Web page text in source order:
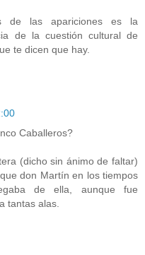
de las apariciones es la
de la cuestión cultural de
te dicen que hay.
Caballeros?
(dicho sin ánimo de faltar)
don Martín en los tiempos
de ella, aunque fue
tantas alas.